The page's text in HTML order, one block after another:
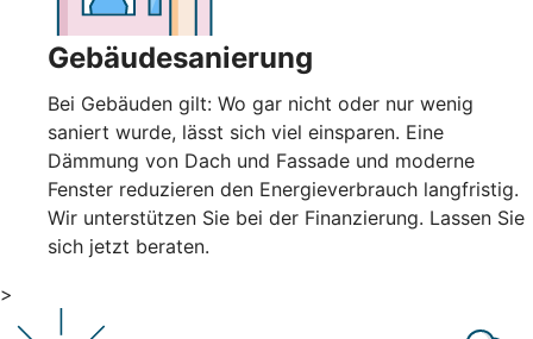
Gebäudesanierung
Bei Gebäuden gilt: Wo gar nicht oder nur wenig
saniert wurde, lässt sich viel einsparen. Eine
Dämmung von Dach und Fassade und moderne
Fenster reduzieren den Energieverbrauch langfristig.
Wir unterstützen Sie bei der Finanzierung. Lassen Sie
sich jetzt beraten.
>